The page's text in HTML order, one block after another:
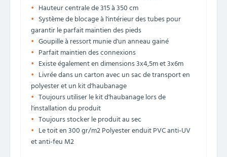
Hauteur centrale de 315 à 350 cm
Système de blocage à l'intérieur des tubes pour
garantir le parfait maintien des pieds
Goupille à ressort munie d'un anneau gainé
Parfait maintien des connexions
Existe également en dimensions 3x4,5m et 3x6m
Livrée dans un carton avec un sac de transport en
polyester et un kit d'haubanage
Toujours utiliser le kit d'haubanage lors de
l'installation du produit
Toujours stocker le produit au sec
Le toit en 300 gr/m2 Polyester enduit PVC anti-UV
et anti-feu M2